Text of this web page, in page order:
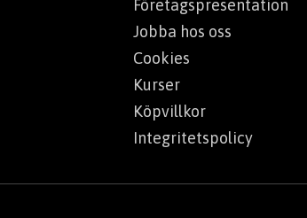
Företagspresentation
Jobba hos oss
Cookies
Kurser
Köpvillkor
Integritetspolicy